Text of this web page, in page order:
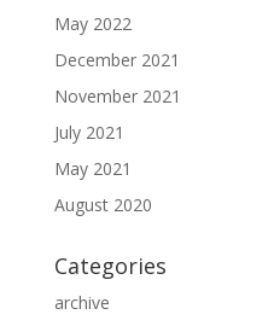
May 2022
December 2021
November 2021
July 2021
May 2021
August 2020
Categories
archive